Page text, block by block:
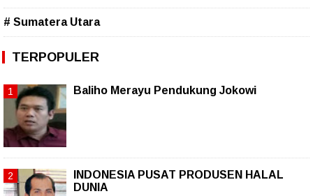
# Sumatera Utara
TERPOPULER
Baliho Merayu Pendukung Jokowi
INDONESIA PUSAT PRODUSEN HALAL
DUNIA